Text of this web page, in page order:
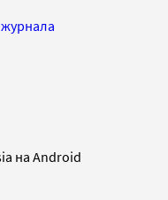
на Android